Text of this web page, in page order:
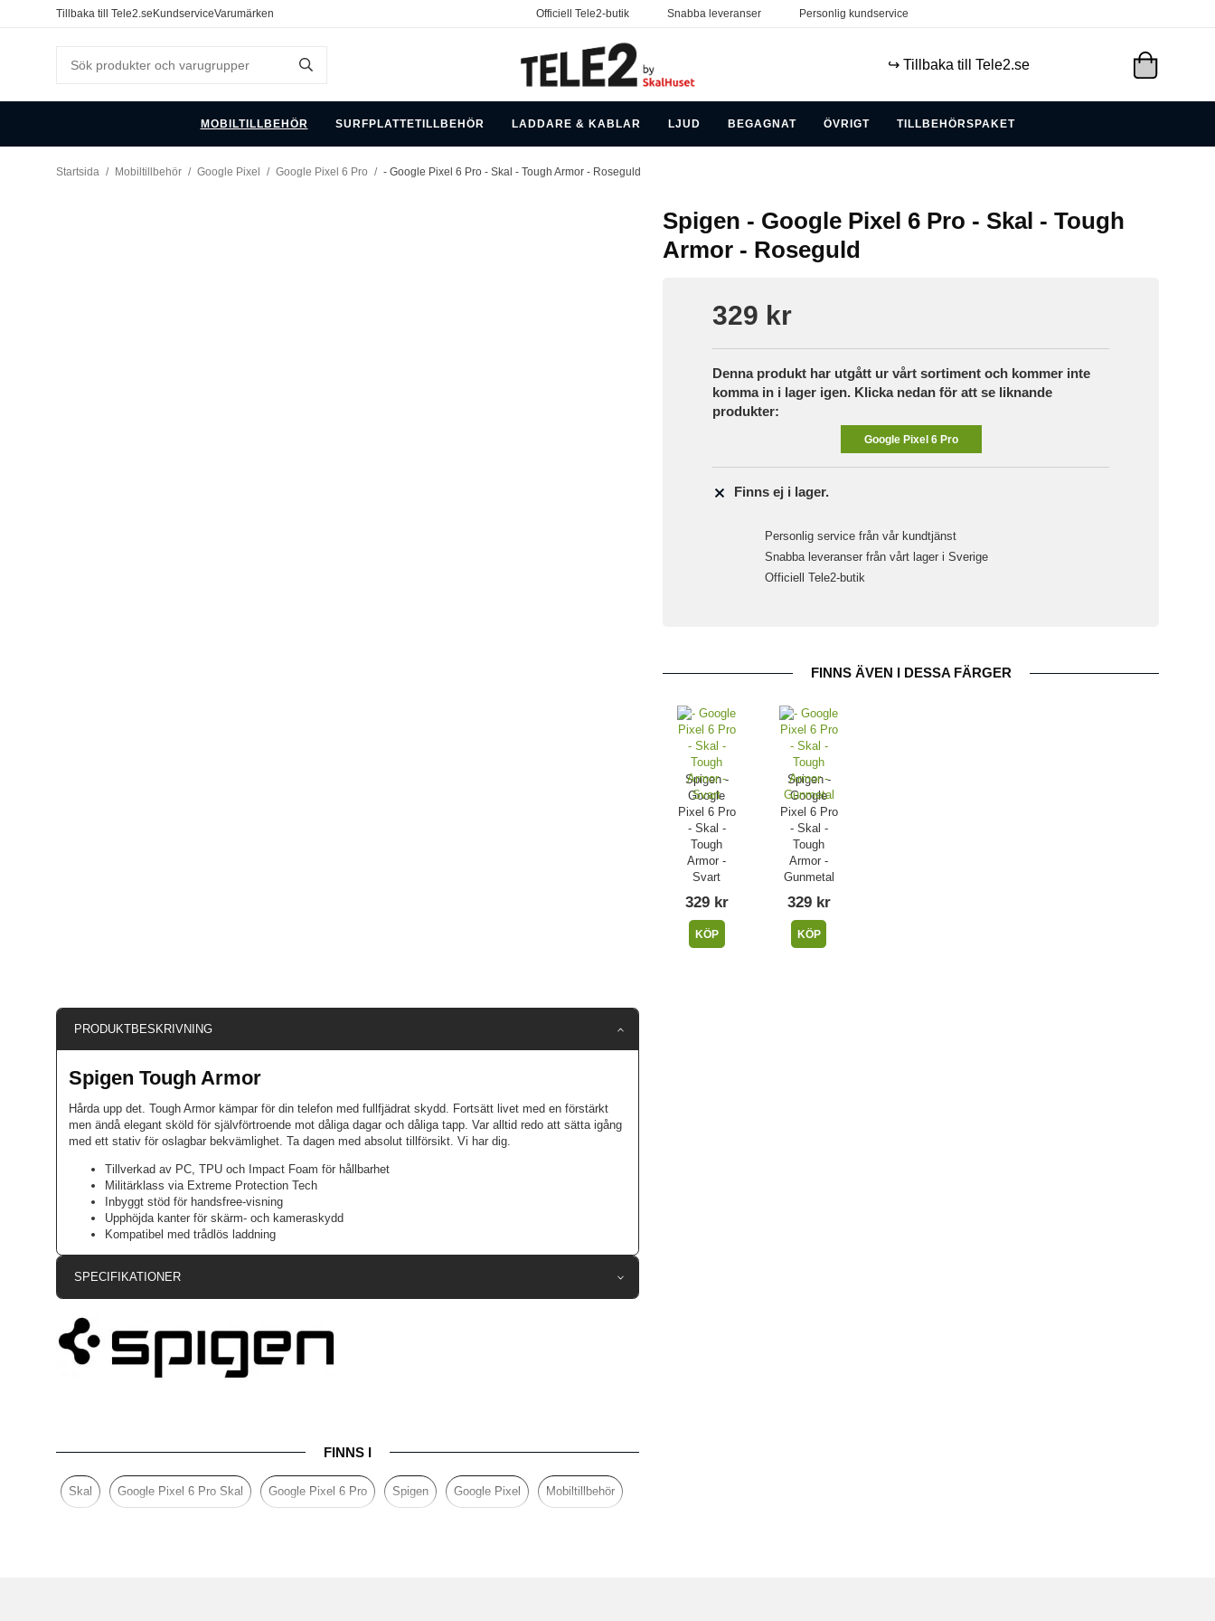
Tillbaka till Tele2.seKundserviceVarumärken Officiell Tele2-butik Snabba leveranser Personlig kundservice
↪️ Tillbaka till Tele2.se
MOBILTILLBEHÖR SURFPLATTETILLBEHÖR LADDARE & KABLAR LJUD BEGAGNAT ÖVRIGT TILLBEHÖRSPAKET
Startsida / Mobiltillbehör / Google Pixel / Google Pixel 6 Pro / - Google Pixel 6 Pro - Skal - Tough Armor - Roseguld
Spigen - Google Pixel 6 Pro - Skal - Tough
Armor - Roseguld
329 kr
Denna produkt har utgått ur vårt sortiment och kommer inte
komma in i lager igen. Klicka nedan för att se liknande
produkter:
Google Pixel 6 Pro
Finns ej i lager.
Personlig service från vår kundtjänst
Snabba leveranser från vårt lager i Sverige
Officiell Tele2-butik
FINNS ÄVEN I DESSA FÄRGER
Spigen -
Google
Pixel 6 Pro
- Skal -
Tough
Armor -
Svart
329 kr
KÖP
Spigen -
Google
Pixel 6 Pro
- Skal -
Tough
Armor -
Gunmetal
329 kr
KÖP
PRODUKTBESKRIVNING
Spigen Tough Armor
Hårda upp det. Tough Armor kämpar för din telefon med fullfjädrat skydd. Fortsätt livet med en förstärkt
men ändå elegant sköld för självförtroende mot dåliga dagar och dåliga tapp. Var alltid redo att sätta igång
med ett stativ för oslagbar bekvämlighet. Ta dagen med absolut tillförsikt. Vi har dig.
Tillverkad av PC, TPU och Impact Foam för hållbarhet
Militärklass via Extreme Protection Tech
Inbyggt stöd för handsfree-visning
Upphöjda kanter för skärm- och kameraskydd
Kompatibel med trådlös laddning
SPECIFIKATIONER
Passar till
Material Hårdplast (PC), Mjukplast (TPU)
Varumärke Spigen
FINNS I
Skal Google Pixel 6 Pro Skal Google Pixel 6 Pro Spigen Google Pixel Mobiltillbehör